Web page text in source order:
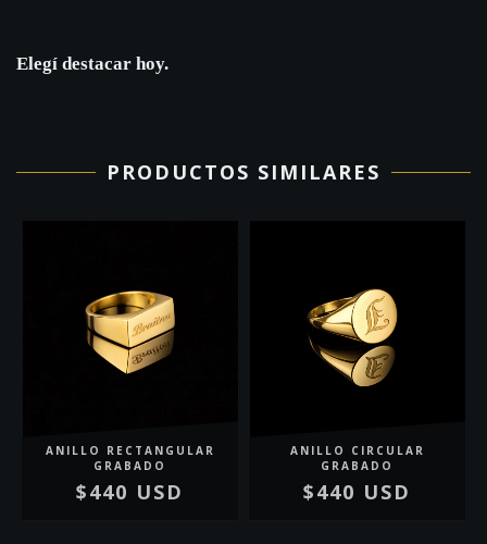
Elegí destacar hoy.
PRODUCTOS SIMILARES
ANILLO RECTANGULAR
GRABADO
$440 USD
ANILLO CIRCULAR
GRABADO
$440 USD